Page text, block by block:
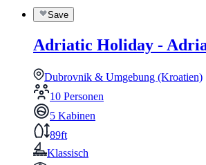
Save
Adriatic Holiday -
Dubrovnik & Umgebung (Kroatien)
10 Personen
5 Kabinen
89ft
Klassisch